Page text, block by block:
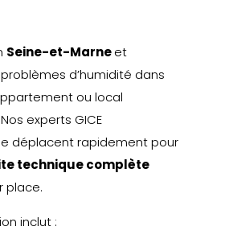
Seine-et-Marneet
d’humidité dans
ou local
experts GICE
déplacent rapidement pour
technique complète
place.
inclut :